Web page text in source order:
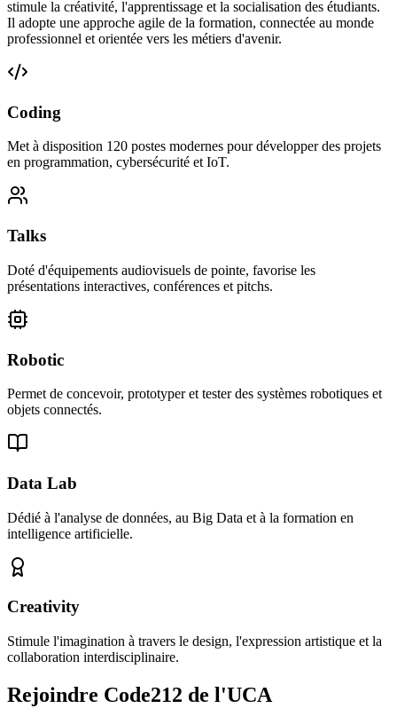
stimule la créativité, l'apprentissage et la socialisation des étudiants.
Il adopte une approche agile de la formation, connectée au monde
professionnel et orientée vers les métiers d'avenir.
Coding
Met à disposition 120 postes modernes pour développer des projets
en programmation, cybersécurité et IoT.
Talks
Doté d'équipements audiovisuels de pointe, favorise les
présentations interactives, conférences et pitchs.
Robotic
Permet de concevoir, prototyper et tester des systèmes robotiques et
objets connectés.
Data Lab
Dédié à l'analyse de données, au Big Data et à la formation en
intelligence artificielle.
Creativity
Stimule l'imagination à travers le design, l'expression artistique et la
collaboration interdisciplinaire.
Rejoindre Code212 de l'UCA